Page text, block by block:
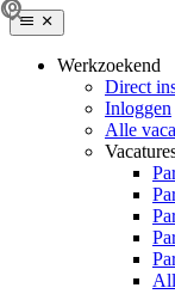
Werkzoekend
Direct
Inloggen
Alle